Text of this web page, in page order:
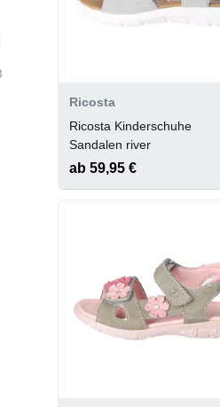
Ricosta
Ricosta Kinderschuhe
Sandalen river
ab 59,95 €